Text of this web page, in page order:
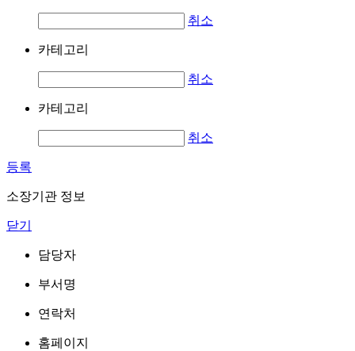
취소
카테고리
취소
카테고리
취소
등록
소장기관 정보
닫기
담당자
부서명
연락처
홈페이지